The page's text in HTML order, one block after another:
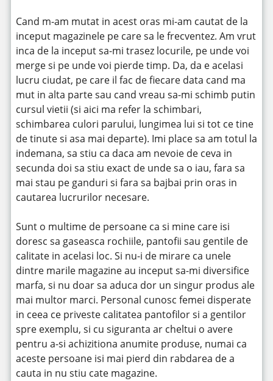
Cand m-am mutat in acest oras mi-am cautat de la
inceput magazinele pe care sa le frecventez. Am vrut
inca de la inceput sa-mi trasez locurile, pe unde voi
merge si pe unde voi pierde timp. Da, da e acelasi
lucru ciudat, pe care il fac de fiecare data cand ma
mut in alta parte sau cand vreau sa-mi schimb putin
cursul vietii (si aici ma refer la schimbari,
schimbarea culori parului, lungimea lui si tot ce tine
de tinute si asa mai departe). Imi place sa am totul la
indemana, sa stiu ca daca am nevoie de ceva in
secunda doi sa stiu exact de unde sa o iau, fara sa
mai stau pe ganduri si fara sa bajbai prin oras in
cautarea lucrurilor necesare.
Sunt o multime de persoane ca si mine care isi
doresc sa gaseasca rochiile, pantofii sau gentile de
calitate in acelasi loc. Si nu-i de mirare ca unele
dintre marile magazine au inceput sa-mi diversifice
marfa, si nu doar sa aduca dor un singur produs ale
mai multor marci. Personal cunosc femei disperate
in ceea ce priveste calitatea pantofilor si a gentilor
spre exemplu, si cu siguranta ar cheltui o avere
pentru a-si achizitiona anumite produse, numai ca
aceste persoane isi mai pierd din rabdarea de a
cauta in nu stiu cate magazine.